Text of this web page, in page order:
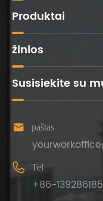
Produktai
žinios
Susisiekite su
 paštas
 Tel
+86-